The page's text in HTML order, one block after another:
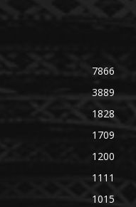
7866
3889
1828
1709
1200
1111
1015